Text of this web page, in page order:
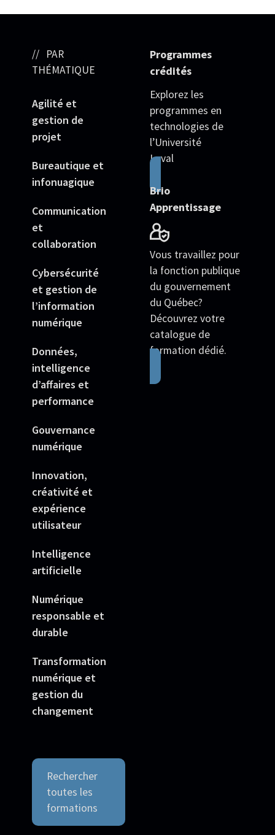
PAR
THÉMATIQUE
Agilité et
gestion de
projet
Bureautique et
infonuagique
Communication
et
collaboration
Cybersécurité
et gestion de
l’information
numérique
Données,
intelligence
d’affaires et
performance
Gouvernance
numérique
Innovation,
créativité et
expérience
utilisateur
Intelligence
artificielle
Numérique
responsable et
durable
Transformation
numérique et
gestion du
changement
Rechercher
toutes les
formations
Programmes
crédités
Explorez les
programmes en
technologies de
l’Université
Laval
Brio
Apprentissage
Vous travaillez pour
la fonction publique
du gouvernement
du Québec?
Découvrez votre
catalogue de
formation dédié.